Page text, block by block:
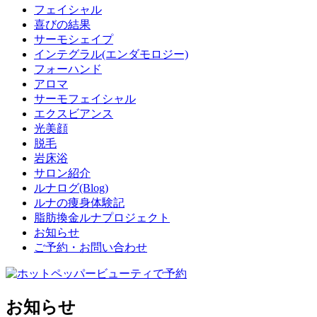
フェイシャル
喜びの結果
サーモシェイプ
インテグラル(エンダモロジー)
フォーハンド
アロマ
サーモフェイシャル
エクスビアンス
光美顔
脱毛
岩床浴
サロン紹介
ルナログ(Blog)
ルナの痩身体験記
脂肪換金ルナプロジェクト
お知らせ
ご予約・お問い合わせ
お知らせ